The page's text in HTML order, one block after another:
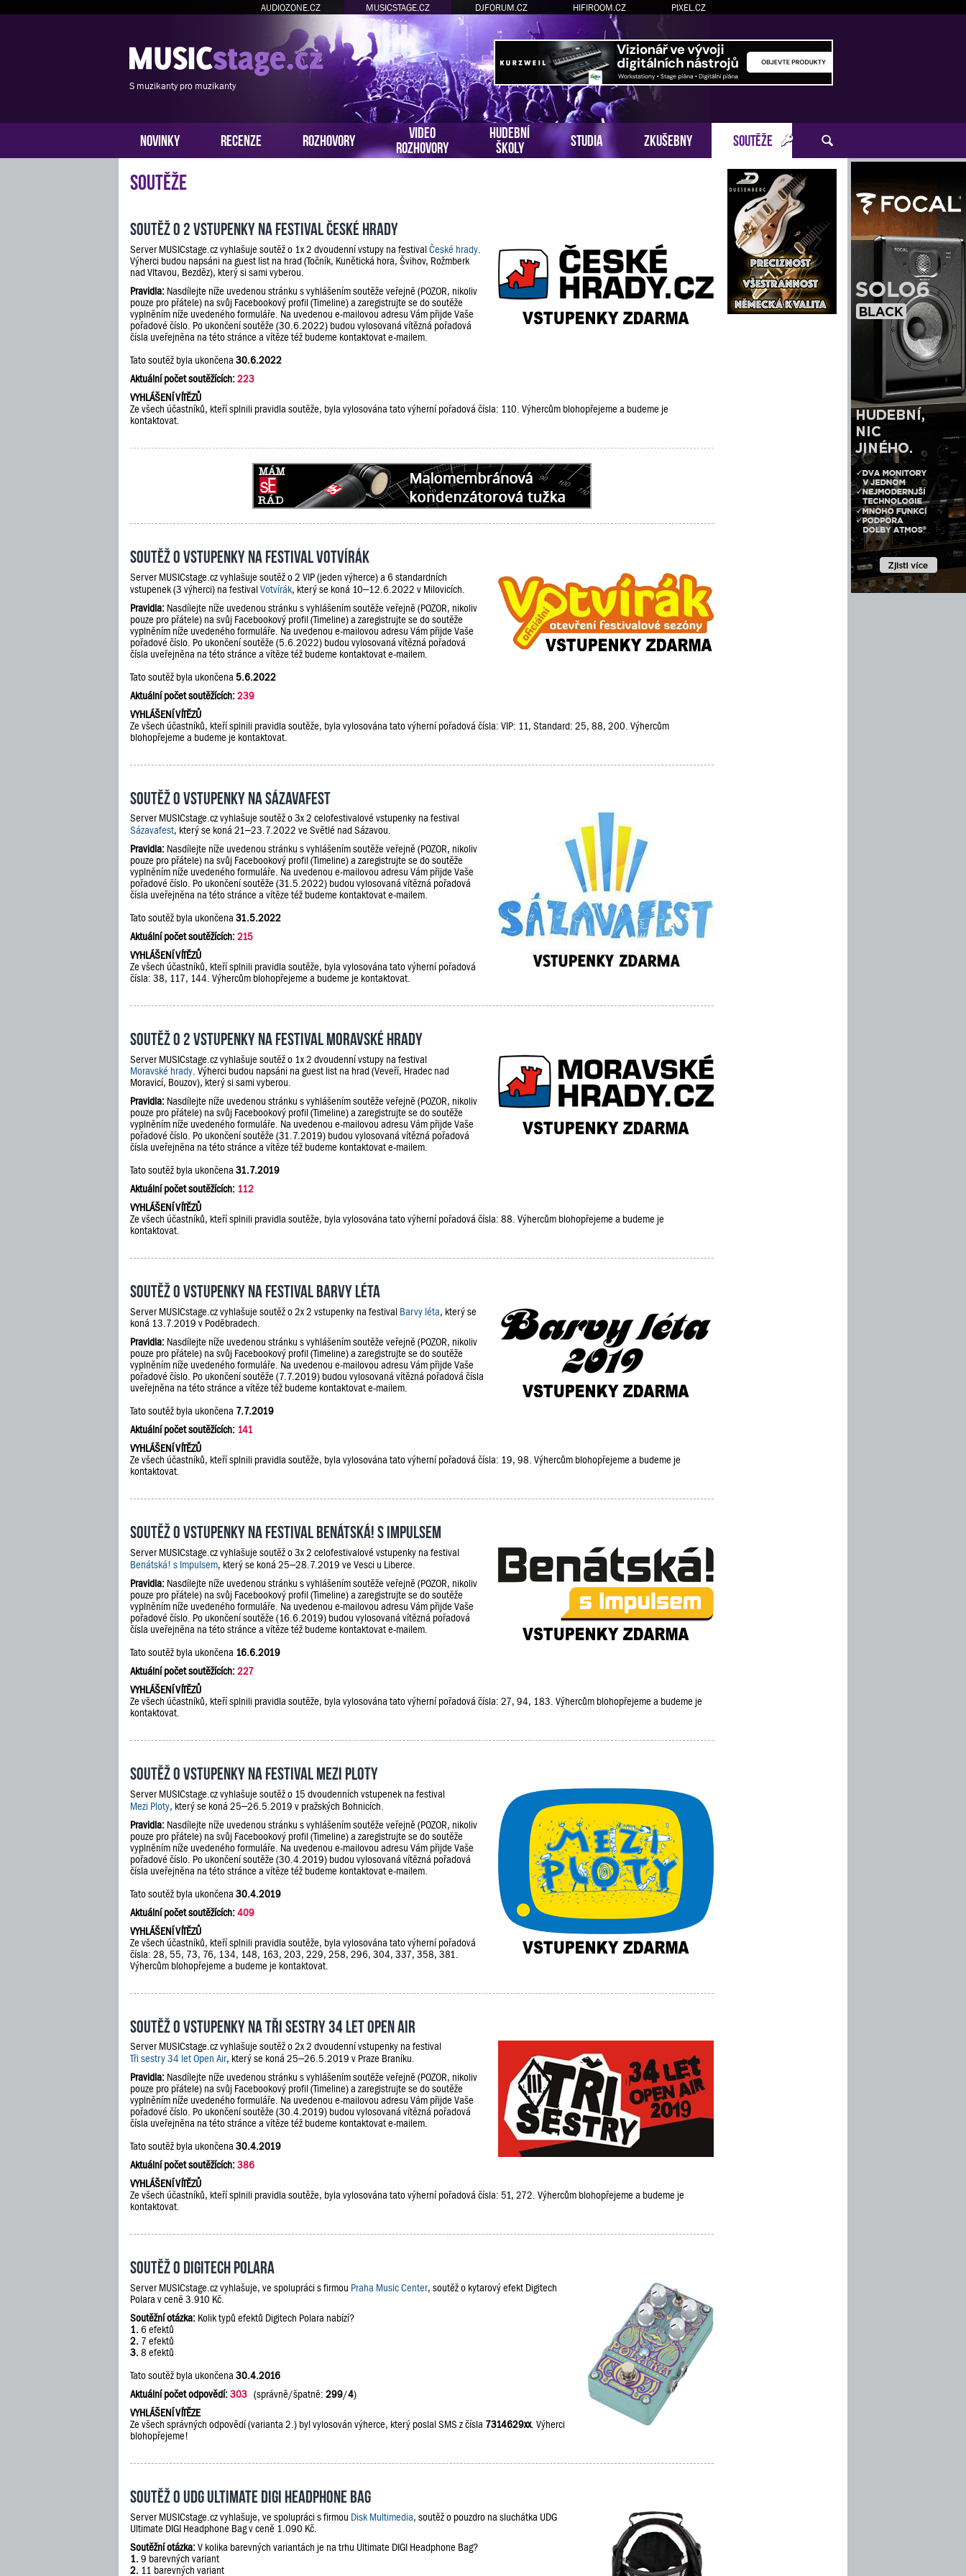
AUDIOZONE.CZ MUSICSTAGE.CZ DJFORUM.CZ HIFIROOM.CZ PIXEL.CZ
S muzikanty pro muzikanty
NOVINKY RECENZE ROZHOVORY
VIDEO
ROZHOVORY
HUDEBNÍ
ŠKOLY
STUDIA ZKUŠEBNY SOUTĚŽE
Soutěže
Soutěž o 2 vstupenky na festival České hrady
Server MUSICstage.cz vyhlašuje soutěž o 1x 2 dvoudenní vstupy na festivalČeské hrady
Výherci budou napsáni na guest list na hrad (Točník, Kunětická hora, Švihov, Rožmberk
nad Vltavou, Bezděz), který si sami vyberou.
Pravidla: Nasdílejte níže uvedenou stránku s vyhlášením soutěže veřejně (POZOR, nikoliv
pouze pro přátele) na svůj Facebookový profil (Timeline) a zaregistrujte se do soutěže
vyplněním níže uvedeného formuláře. Na uvedenou e-mailovou adresu Vám přijde Vaše
pořadové číslo. Po ukončení soutěže (30.6.2022) budou vylosovaná vítězná pořadová
čísla uveřejněna na této stránce a vítěze též budeme kontaktovat e-mailem.
Tato soutěž byla ukončena 30.6.2022
Aktuální počet soutěžících:223
VYHLÁŠENÍ VÍTĚZŮ
Ze všech účastníků, kteří splnili pravidla soutěže, byla vylosována tato výherní pořadová čísla: 110. Výhercům blohopřejeme a budeme je
kontaktovat.
Soutěž o vstupenky na festival Votvírák
Server MUSICstage.cz vyhlašuje soutěž o 2 VIP (jeden výherce) a 6 standardních
vstupenek (3 výherci) na festivalVotvírák, který se koná 10–12.6.2022 v Milovicích.
Pravidla: Nasdílejte níže uvedenou stránku s vyhlášením soutěže veřejně (POZOR, nikoliv
pouze pro přátele) na svůj Facebookový profil (Timeline) a zaregistrujte se do soutěže
vyplněním níže uvedeného formuláře. Na uvedenou e-mailovou adresu Vám přijde Vaše
pořadové číslo. Po ukončení soutěže (5.6.2022) budou vylosovaná vítězná pořadová
čísla uveřejněna na této stránce a vítěze též budeme kontaktovat e-mailem.
Tato soutěž byla ukončena 5.6.2022
Aktuální počet soutěžících:239
VYHLÁŠENÍ VÍTĚZŮ
Ze všech účastníků, kteří splnili pravidla soutěže, byla vylosována tato výherní pořadová čísla: VIP: 11, Standard: 25, 88, 200. Výhercům
blohopřejeme a budeme je kontaktovat.
Soutěž o vstupenky na Sázavafest
Server MUSICstage.cz vyhlašuje soutěž o 3x 2 celofestivalové vstupenky na festival
Sázavafest, který se koná 21–23.7.2022 ve Světlé nad Sázavou.
Pravidla: Nasdílejte níže uvedenou stránku s vyhlášením soutěže veřejně (POZOR, nikoliv
pouze pro přátele) na svůj Facebookový profil (Timeline) a zaregistrujte se do soutěže
vyplněním níže uvedeného formuláře. Na uvedenou e-mailovou adresu Vám přijde Vaše
pořadové číslo. Po ukončení soutěže (31.5.2022) budou vylosovaná vítězná pořadová
čísla uveřejněna na této stránce a vítěze též budeme kontaktovat e-mailem.
Tato soutěž byla ukončena 31.5.2022
Aktuální počet soutěžících:215
VYHLÁŠENÍ VÍTĚZŮ
Ze všech účastníků, kteří splnili pravidla soutěže, byla vylosována tato výherní pořadová
čísla: 38, 117, 144. Výhercům blohopřejeme a budeme je kontaktovat.
Soutěž o 2 vstupenky na festival Moravské hrady
Server MUSICstage.cz vyhlašuje soutěž o 1x 2 dvoudenní vstupy na festival
Moravské hrady . Výherci budou napsáni na guest list na hrad (Veveří, Hradec nad
Moravicí, Bouzov), který si sami vyberou.
Pravidla: Nasdílejte níže uvedenou stránku s vyhlášením soutěže veřejně (POZOR, nikoliv
pouze pro přátele) na svůj Facebookový profil (Timeline) a zaregistrujte se do soutěže
vyplněním níže uvedeného formuláře. Na uvedenou e-mailovou adresu Vám přijde Vaše
pořadové číslo. Po ukončení soutěže (31.7.2019) budou vylosovaná vítězná pořadová
čísla uveřejněna na této stránce a vítěze též budeme kontaktovat e-mailem.
Tato soutěž byla ukončena 31.7.2019
Aktuální počet soutěžících: 112
VYHLÁŠENÍ VÍTĚZŮ
Ze všech účastníků, kteří splnili pravidla soutěže, byla vylosována tato výherní pořadová čísla: 88. Výhercům blohopřejeme a budeme je
kontaktovat.
Soutěž o vstupenky na festival Barvy léta
Server MUSICstage.cz vyhlašuje soutěž o 2x 2 vstupenky na festival Barvy léta, který se
koná 13.7.2019 v Poděbradech.
Pravidla: Nasdílejte níže uvedenou stránku s vyhlášením soutěže veřejně (POZOR, nikoliv
pouze pro přátele) na svůj Facebookový profil (Timeline) a zaregistrujte se do soutěže
vyplněním níže uvedeného formuláře. Na uvedenou e-mailovou adresu Vám přijde Vaše
pořadové číslo. Po ukončení soutěže (7.7.2019) budou vylosovaná vítězná pořadová čísla
uveřejněna na této stránce a vítěze též budeme kontaktovat e-mailem.
Tato soutěž byla ukončena 7.7.2019
Aktuální počet soutěžících: 141
VYHLÁŠENÍ VÍTĚZŮ
Ze všech účastníků, kteří splnili pravidla soutěže, byla vylosována tato výherní pořadová čísla: 19, 98. Výhercům blohopřejeme a budeme je
kontaktovat.
Soutěž o vstupenky na festival Benátská! s Impulsem
Server MUSICstage.cz vyhlašuje soutěž o 3x 2 celofestivalové vstupenky na festival
Benátská! s Impulsem, který se koná 25–28.7.2019 ve Vesci u Liberce.
Pravidla: Nasdílejte níže uvedenou stránku s vyhlášením soutěže veřejně (POZOR, nikoliv
pouze pro přátele) na svůj Facebookový profil (Timeline) a zaregistrujte se do soutěže
vyplněním níže uvedeného formuláře. Na uvedenou e-mailovou adresu Vám přijde Vaše
pořadové číslo. Po ukončení soutěže (16.6.2019) budou vylosovaná vítězná pořadová
čísla uveřejněna na této stránce a vítěze též budeme kontaktovat e-mailem.
Tato soutěž byla ukončena 16.6.2019
Aktuální počet soutěžících:227
VYHLÁŠENÍ VÍTĚZŮ
Ze všech účastníků, kteří splnili pravidla soutěže, byla vylosována tato výherní pořadová čísla: 27, 94, 183. Výhercům blohopřejeme a budeme je
kontaktovat.
Soutěž o vstupenky na festival Mezi Ploty
Server MUSICstage.cz vyhlašuje soutěž o 15 dvoudenních vstupenek na festival
Mezi Ploty, který se koná 25–26.5.2019 v pražských Bohnicích.
Pravidla: Nasdílejte níže uvedenou stránku s vyhlášením soutěže veřejně (POZOR, nikoliv
pouze pro přátele) na svůj Facebookový profil (Timeline) a zaregistrujte se do soutěže
vyplněním níže uvedeného formuláře. Na uvedenou e-mailovou adresu Vám přijde Vaše
pořadové číslo. Po ukončení soutěže (30.4.2019) budou vylosovaná vítězná pořadová
čísla uveřejněna na této stránce a vítěze též budeme kontaktovat e-mailem.
Tato soutěž byla ukončena 30.4.2019
Aktuální počet soutěžících:409
VYHLÁŠENÍ VÍTĚZŮ
Ze všech účastníků, kteří splnili pravidla soutěže, byla vylosována tato výherní pořadová
čísla: 28, 55, 73, 76, 134, 148, 163, 203, 229, 258, 296, 304, 337, 358, 381.
Výhercům blohopřejeme a budeme je kontaktovat.
Soutěž o vstupenky na Tři sestry 34 let Open Air
Server MUSICstage.cz vyhlašuje soutěž o 2x 2 dvoudenní vstupenky na festival
Tři sestry 34 let Open Air, který se koná 25–26.5.2019 v Praze Braníku.
Pravidla: Nasdílejte níže uvedenou stránku s vyhlášením soutěže veřejně (POZOR, nikoliv
pouze pro přátele) na svůj Facebookový profil (Timeline) a zaregistrujte se do soutěže
vyplněním níže uvedeného formuláře. Na uvedenou e-mailovou adresu Vám přijde Vaše
pořadové číslo. Po ukončení soutěže (30.4.2019) budou vylosovaná vítězná pořadová
čísla uveřejněna na této stránce a vítěze též budeme kontaktovat e-mailem.
Tato soutěž byla ukončena 30.4.2019
Aktuální počet soutěžících:386
VYHLÁŠENÍ VÍTĚZŮ
Ze všech účastníků, kteří splnili pravidla soutěže, byla vylosována tato výherní pořadová čísla: 51, 272. Výhercům blohopřejeme a budeme je
kontaktovat.
Soutěž o Digitech Polara
Server MUSICstage.cz vyhlašuje, ve spolupráci s firmou Praha Music Center, soutěž o kytarový efekt Digitech
Polara v ceně 3.910 Kč.
Soutěžní otázka: Kolik typů efektů Digitech Polara nabízí?
1. 6 efektů
2. 7 efektů
3. 8 efektů
Tato soutěž byla ukončena 30.4.2016
Aktuální počet odpovědí:303 (správně/špatně: 299/4)
VYHLÁŠENÍ VÍTĚZE
Ze všech správných odpovědí (varianta 2.) byl vylosován výherce, který poslal SMS z čísla 7314629xx. Výherci
blohopřejeme!
Soutěž o UDG Ultimate DIGI Headphone Bag
Server MUSICstage.cz vyhlašuje, ve spolupráci s firmou Disk Multimedia, soutěž o pouzdro na sluchátka UDG
Ultimate DIGI Headphone Bag v ceně 1.090 Kč.
Soutěžní otázka:V kolika barevných variantách je na trhu Ultimate DIGI Headphone Bag?
1. 9 barevných variant
2. 11 barevných variant